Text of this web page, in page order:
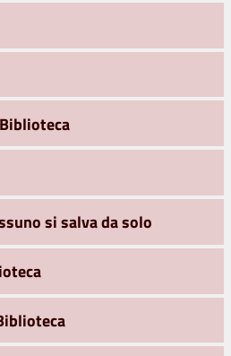
si salva da solo